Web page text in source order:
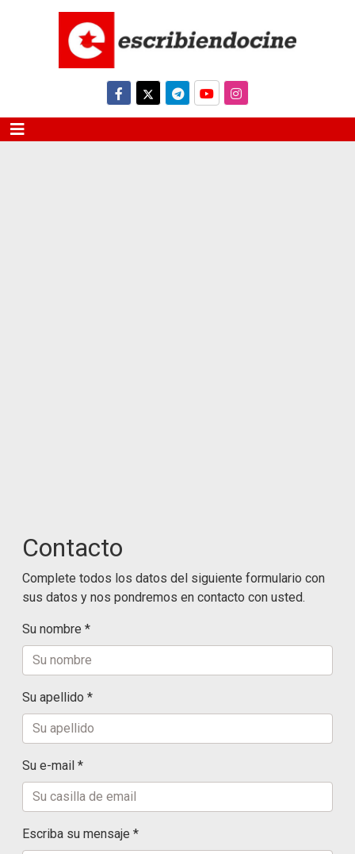
Contacto
Complete todos los datos del siguiente formulario con
sus datos y nos pondremos en contacto con usted.
Su nombre *
Su apellido *
Su e-mail *
Escriba su mensaje *